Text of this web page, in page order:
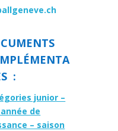
:
junior –
de
– saison